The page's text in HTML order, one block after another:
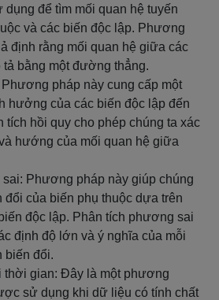
để tìm mối quan hệ tuyến
và các biến độc lập. Phương
định rằng mối quan hệ giữa các
bằng một đường thẳng.
pháp này cung cấp một
hưởng của các biến độc lập đến
tích hồi quy cho phép chúng ta xác
hướng của mối quan hệ giữa
Phương pháp này giúp chúng
của biến phụ thuộc dựa trên
độc lập. Phân tích phương sai
định độ lớn và ý nghĩa của mỗi
biến đổi.
thời gian: Đây là một phương
sử dụng khi dữ liệu có tính chất